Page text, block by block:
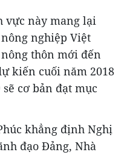
vực này mang lại
nghiệp Việt
thôn mới đến
kiến cuối năm 2018
cơ bản đạt mục
khẳng định Nghị
đạo Đảng, Nhà